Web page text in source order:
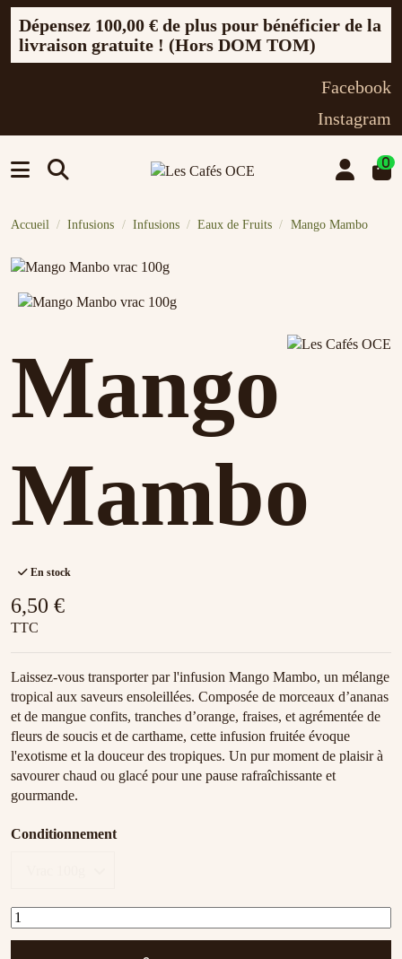
Dépensez 100,00 € de plus pour bénéficier de la
livraison gratuite ! (Hors DOM TOM)
Facebook
Instagram
0
Accueil Infusions Infusions Eaux de Fruits Mango Mambo
Mango
Mambo
En stock
6,50 €
TTC
Laissez-vous transporter par l'infusion Mango Mambo, un mélange
tropical aux saveurs ensoleillées. Composée de morceaux d’ananas
et de mangue confits, tranches d’orange, fraises, et agrémentée de
fleurs de soucis et de carthame, cette infusion fruitée évoque
l'exotisme et la douceur des tropiques. Un pur moment de plaisir à
savourer chaud ou glacé pour une pause rafraîchissante et
gourmande.
Conditionnement